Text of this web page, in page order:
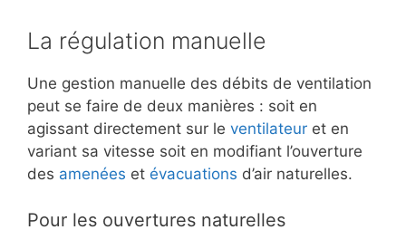
La régulation manuelle
Une gestion manuelle des débits de ventilation
peut se faire de deux manières : soit en
agissant directement sur le ventilateur et en
variant sa vitesse soit en modifiant l’ouverture
des amenées et évacuations d’air naturelles.
Pour les ouvertures naturelles